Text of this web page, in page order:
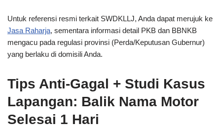
Untuk referensi resmi terkait SWDKLLJ, Anda dapat merujuk ke
Jasa Raharja, sementara informasi detail PKB dan BBNKB
mengacu pada regulasi provinsi (Perda/Keputusan Gubernur)
yang berlaku di domisili Anda.
Tips Anti-Gagal + Studi Kasus
Lapangan: Balik Nama Motor
Selesai 1 Hari